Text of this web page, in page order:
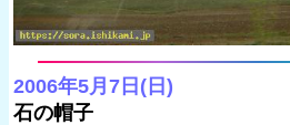
2006年5月7日(日)
石の帽子